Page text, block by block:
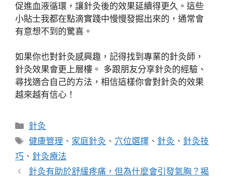
促進血液循環，讓針灸後的效果延續得更久。這些
小貼士我都在點滴實踐中慢慢發掘出來的，通常會
有意想不到的驚喜。
如果你也對針灸感興趣，記得找到專業的針灸師，
針灸效果會更上層樓。 多跟朋友分享針灸的經驗、
尋找適合自己的方法，相信這樣你會對針灸的效果
越來越有信心！
分
類
針灸
標
籤
健康管理 、 家庭針灸 、 穴位選擇 、 針灸 、 針灸技
巧 、 針灸療法
針灸有助於舒緩疼痛，但為什麼會引發氣胸？揭